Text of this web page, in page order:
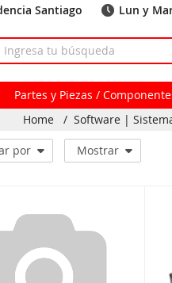
Santiago Lun y
Partes y Piezas /
Home
/ Software |
por Mostrar